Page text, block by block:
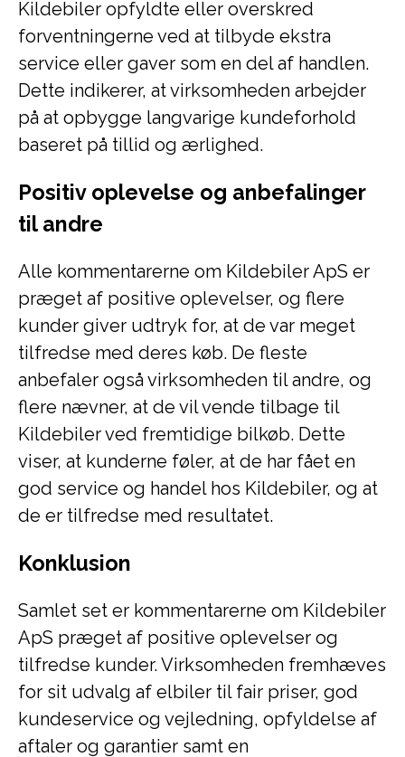
Kildebiler opfyldte eller overskred
forventningerne ved at tilbyde ekstra
service eller gaver som en del af handlen.
Dette indikerer, at virksomheden arbejder
på at opbygge langvarige kundeforhold
baseret på tillid og ærlighed.
Positiv oplevelse og anbefalinger
til andre
Alle kommentarerne om Kildebiler ApS er
præget af positive oplevelser, og flere
kunder giver udtryk for, at de var meget
tilfredse med deres køb. De fleste
anbefaler også virksomheden til andre, og
flere nævner, at de vil vende tilbage til
Kildebiler ved fremtidige bilkøb. Dette
viser, at kunderne føler, at de har fået en
god service og handel hos Kildebiler, og at
de er tilfredse med resultatet.
Konklusion
Samlet set er kommentarerne om Kildebiler
ApS præget af positive oplevelser og
tilfredse kunder. Virksomheden fremhæves
for sit udvalg af elbiler til fair priser, god
kundeservice og vejledning, opfyldelse af
aftaler og garantier samt en